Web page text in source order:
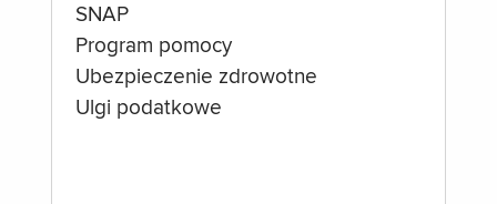
SNAP
Program pomocy
Ubezpieczenie zdrowotne
Ulgi podatkowe